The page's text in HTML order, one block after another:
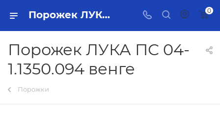
Порожек ЛУКА ПС 04-1.1350.094 венге Тольятти - купить в интернет-магазине, каталог с ценами и характеристиками 0
Порожек ЛУКА ПС 04-
1.1350.094 венге
Порожки